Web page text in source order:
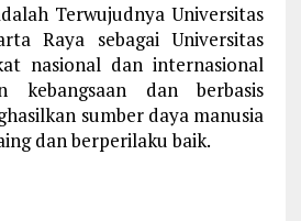
Terwujudnya Universitas
Raya sebagai Universitas
nasional dan internasional
kebangsaan dan berbasis
sumber daya manusia
dan berperilaku baik.